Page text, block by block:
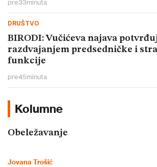
pre33minuta
DRUŠTVO
BIRODI: Vučićeva najava
razdvajanjem predsedničke i
funkcije
pre45minuta
Kolumne
Obeležavanje
Jovana Trošić